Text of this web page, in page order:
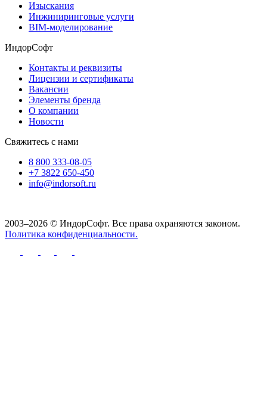
Изыскания
Инжиниринговые услуги
BIM-моделирование
ИндорСофт
Контакты и реквизиты
Лицензии и сертификаты
Вакансии
Элементы бренда
О компании
Новости
Свяжитесь с нами
8 800 333-08-05
+7 3822 650-450
info@indorsoft.ru
2003–2026 © ИндорСофт. Все права охраняются законом.
Политика конфиденциальности.